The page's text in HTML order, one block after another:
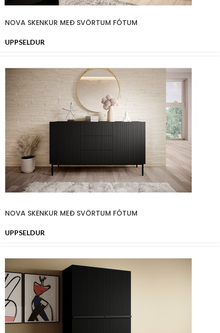
NOVA SKENKUR MEÐ SVÖRTUM FÓTUM
UPPSELDUR
NOVA SKENKUR MEÐ SVÖRTUM FÓTUM
UPPSELDUR